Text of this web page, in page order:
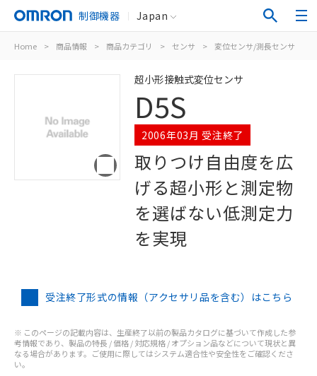
制御機器 Japan
Home > 商品情報 > 商品カテゴリ > センサ > 変位センサ/測長センサ
超小形接触式変位センサ
D5S
2006年03月 受注終了
取りつけ自由度を広
げる超小形と測定物
を選ばない低測定力
を実現
受注終了形式の情報（アクセサリ品を含む）はこちら
※ このページの記載内容は、生産終了以前の製品カタログに基づいて作成した参
考情報であり、製品の特長 / 価格 / 対応規格 / オプション品などについて現状と異
なる場合があります。ご使用に際してはシステム適合性や安全性をご確認くださ
い。